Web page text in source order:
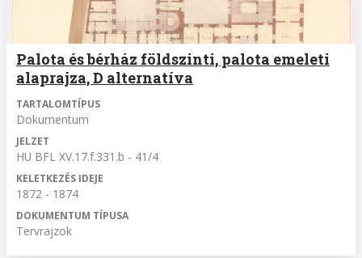
Palota és bérház földszinti, palota emeleti
alaprajza, D alternatíva
TARTALOMTÍPUS
Dokumentum
JELZET
HU BFL XV.17.f.331.b - 41/4
KELETKEZÉS IDEJE
1872 - 1874
DOKUMENTUM TÍPUSA
Tervrajzok